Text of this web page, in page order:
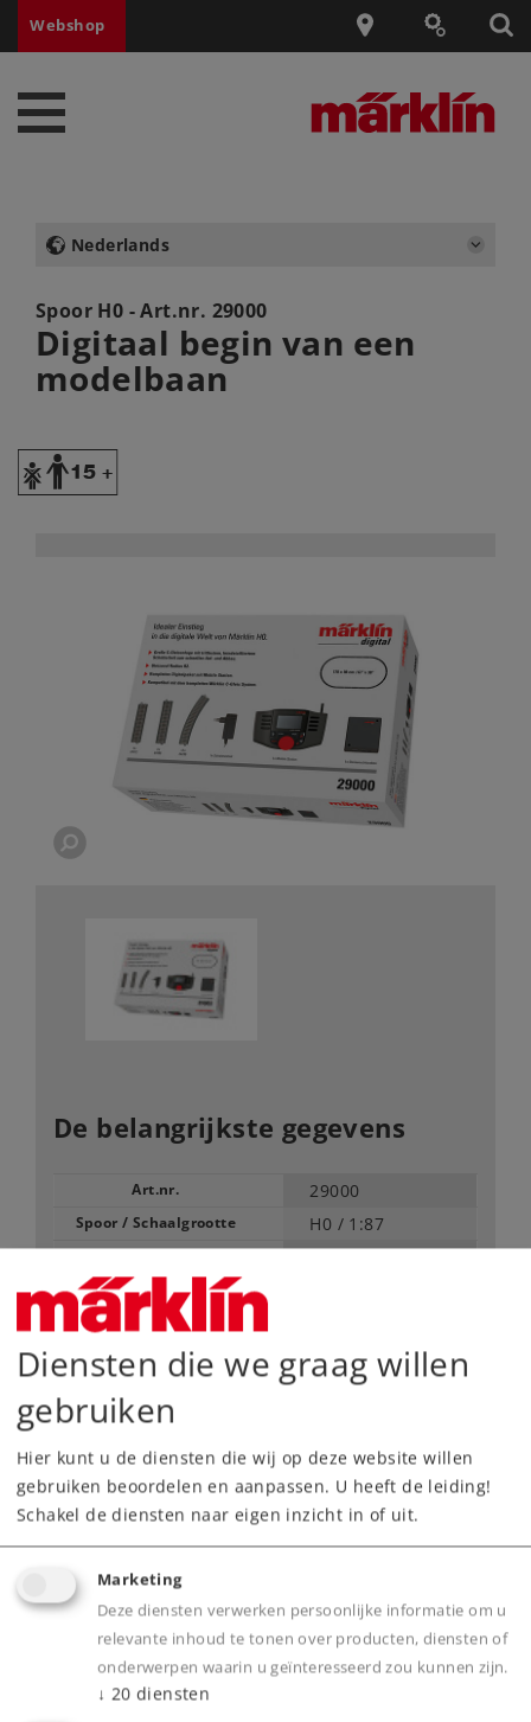
Webshop
Nederlands
Spoor H0 - Art.nr. 29000
Digitaal begin van een
modelbaan
Y
De belangrijkste gegevens
Art.nr. 29000
Spoor / Schaalgrootte H0 / 1:87
Type
199,00 € Adviesprijs
Leverbaar vanaf fabriek.
Webwinkel
Dealer zoeken
Downloads
Diensten die we graag willen
gebruiken
Hier kunt u de diensten die wij op deze website willen
gebruiken beoordelen en aanpassen. U heeft de leiding!
Schakel de diensten naar eigen inzicht in of uit.
Marketing
Deze diensten verwerken persoonlijke informatie om u
relevante inhoud te tonen over producten, diensten of
onderwerpen waarin u geïnteresseerd zou kunnen zijn.
↓ 20 diensten